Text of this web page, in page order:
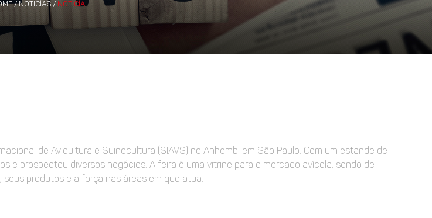
/ NOTICÍAS /NOTICÍA
de Avicultura e Suinocultura (SIAVS) no Anhembi em São Paulo. Com um estande de
e prospectou diversos negócios. A feira é uma vitrine para o mercado avícola, sendo de
produtos e a força nas áreas em que atua.